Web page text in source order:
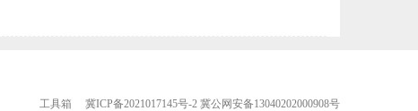
工具箱 冀ICP备2021017145号-2 冀公网安备13040202000908号